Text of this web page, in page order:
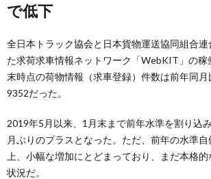
で低下
全日本トラック協会と日本貨物運送協同組合
た求荷求車情報ネットワーク「WebKIT」の稼
末時点の荷物情報（求車登録）件数は前年同
9352だった。
2019年5月以来、1月末まで前年水準を割り込
月ぶりのプラスとなった。ただ、前年の水準
上、小幅な増加にとどまっており、まだ本格
状況だ。